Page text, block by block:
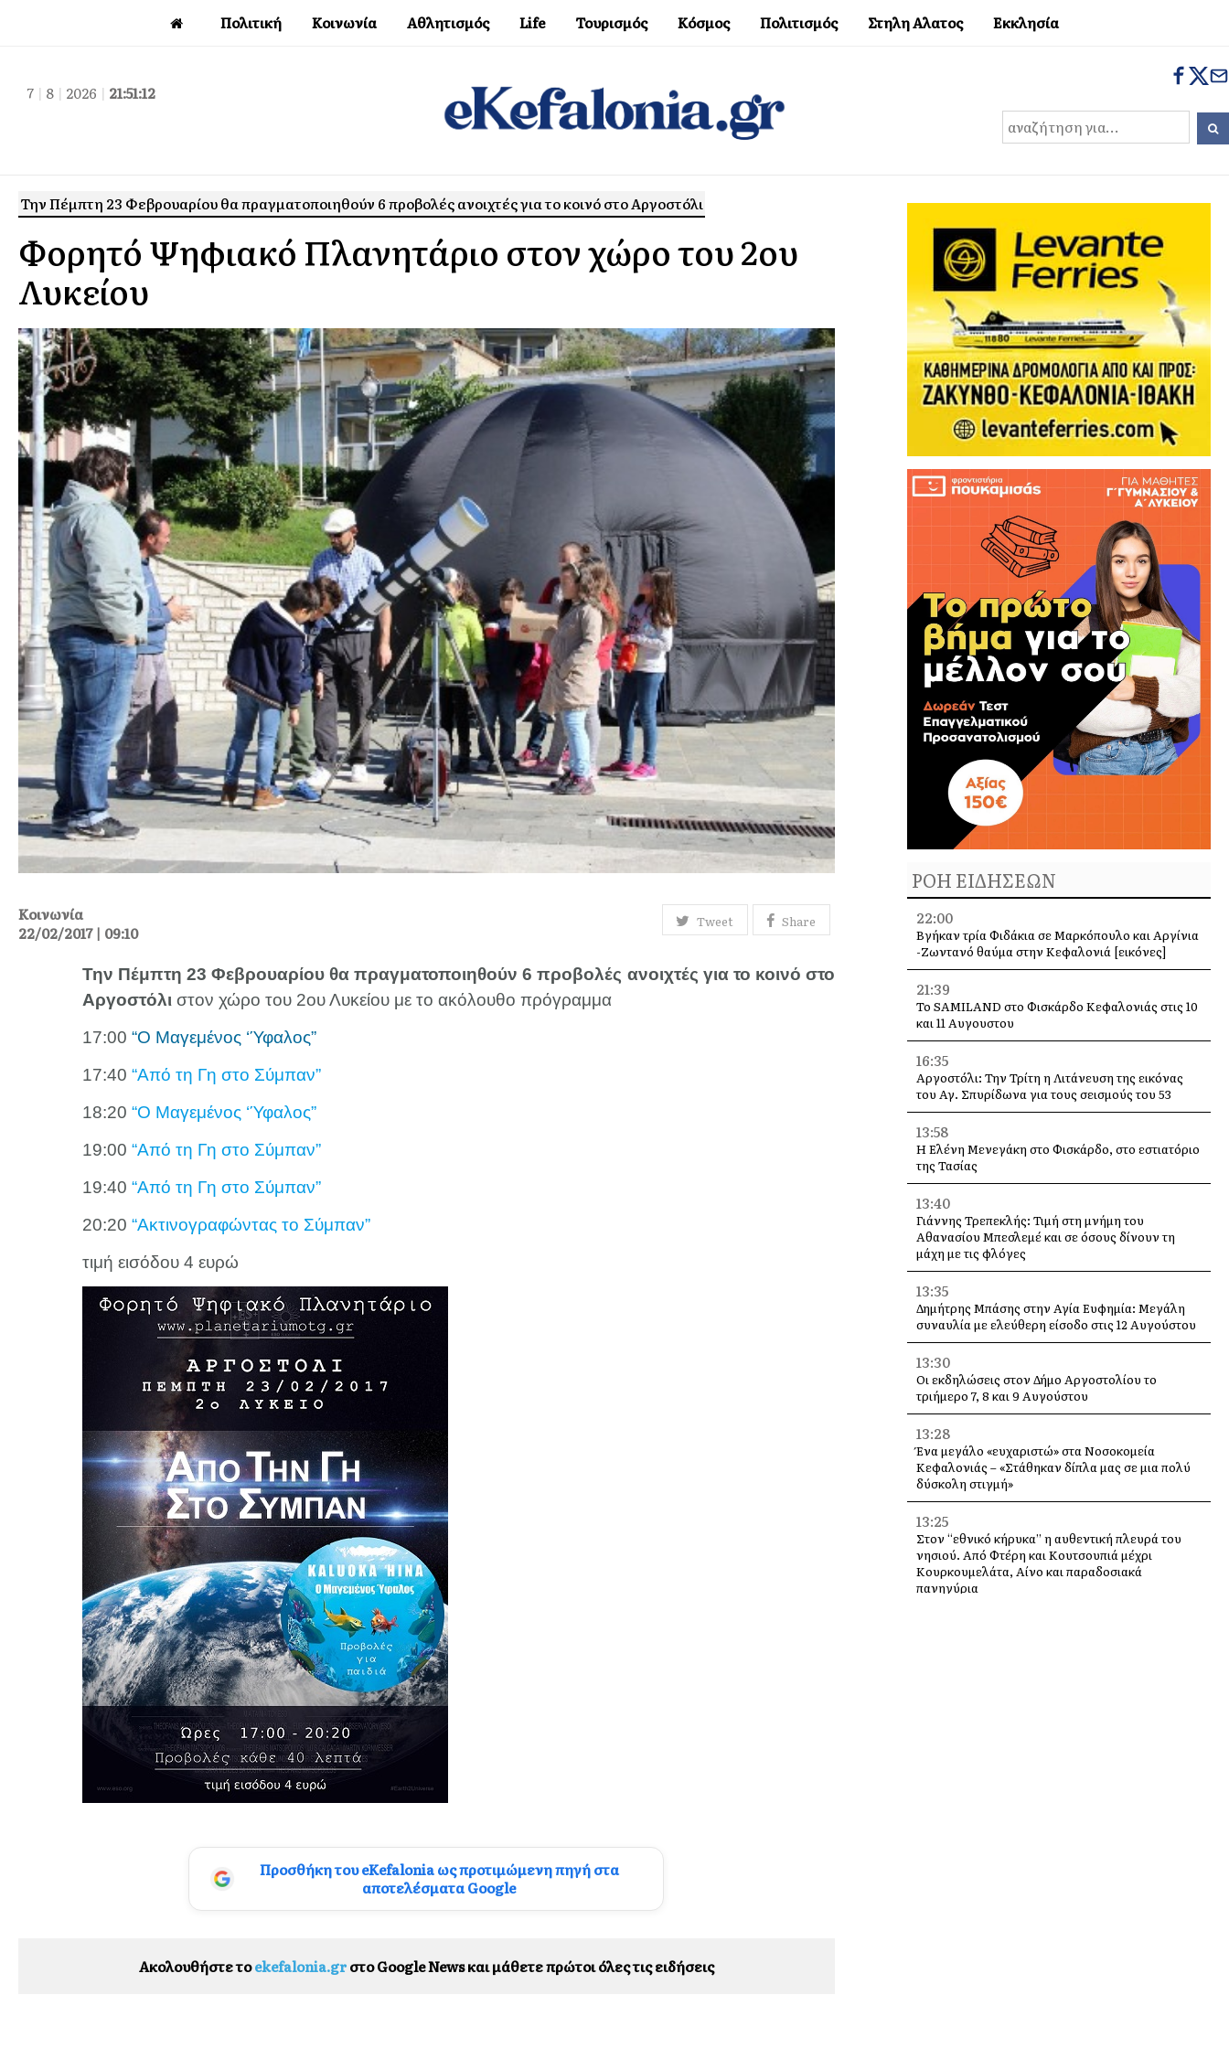
Πολιτική Κοινωνία Αθλητισμός Life Τουρισμός Κόσμος Πολιτισμός Στηλη Αλατος Εκκλησία
7 | 8 | 2026 | 21:51:13
Την Πέμπτη 23 Φεβρουαρίου θα πραγματοποιηθούν 6 προβολές ανοιχτές για το κοινό στο Αργοστόλι
Φορητό Ψηφιακό Πλανητάριο στον χώρο του 2ου
Λυκείου
Tweet Share
Κοινωνία
22/02/2017 | 09:10
Την Πέμπτη 23 Φεβρουαρίου θα πραγματοποιηθούν 6 προβολές ανοιχτές για το κοινό στο
Αργοστόλι στον χώρο του 2ου Λυκείου με το ακόλουθο πρόγραμμα
17:00 “Ο Μαγεμένος ‘Ύφαλος”
17:40 “Από τη Γη στο Σύμπαν”
18:20 “Ο Μαγεμένος ‘Ύφαλος”
19:00 “Από τη Γη στο Σύμπαν”
19:40 “Από τη Γη στο Σύμπαν”
20:20 “Ακτινογραφώντας το Σύμπαν”
τιμή εισόδου 4 ευρώ
Προσθήκη του eKefalonia ως προτιμώμενη πηγή στα
αποτελέσματα Google
Ακολουθήστε τοekefalonia.grστο Google News και μάθετε πρώτοι όλες τις ειδήσεις
ΡΟΗ ΕΙΔΗΣΕΩΝ
22:00
Βγήκαν τρία Φιδάκια σε Μαρκόπουλο και Αργίνια
-Ζωντανό θαύμα στην Κεφαλονιά [εικόνες]
21:39
Το SAMILAND στο Φισκάρδο Κεφαλονιάς στις 10
και 11 Αυγουστου
16:35
Αργοστόλι: Την Τρίτη η Λιτάνευση της εικόνας
του Αγ. Σπυρίδωνα για τους σεισμούς του 53
13:58
Η Ελένη Μενεγάκη στο Φισκάρδο, στο εστιατόριο
της Τασίας
13:40
Γιάννης Τρεπεκλής: Τιμή στη μνήμη του
Αθανασίου Μπεσλεμέ και σε όσους δίνουν τη
μάχη με τις φλόγες
13:35
Δημήτρης Μπάσης στην Αγία Ευφημία: Μεγάλη
συναυλία με ελεύθερη είσοδο στις 12 Αυγούστου
13:30
Οι εκδηλώσεις στον Δήμο Αργοστολίου το
τριήμερο 7, 8 και 9 Αυγούστου
13:28
Ένα μεγάλο «ευχαριστώ» στα Νοσοκομεία
Κεφαλονιάς – «Στάθηκαν δίπλα μας σε μια πολύ
δύσκολη στιγμή»
13:25
Στον “εθνικό κήρυκα” η αυθεντική πλευρά του
νησιού. Από Φτέρη και Κουτσουπιά μέχρι
Κουρκουμελάτα, Αίνο και παραδοσιακά
πανηγύρια